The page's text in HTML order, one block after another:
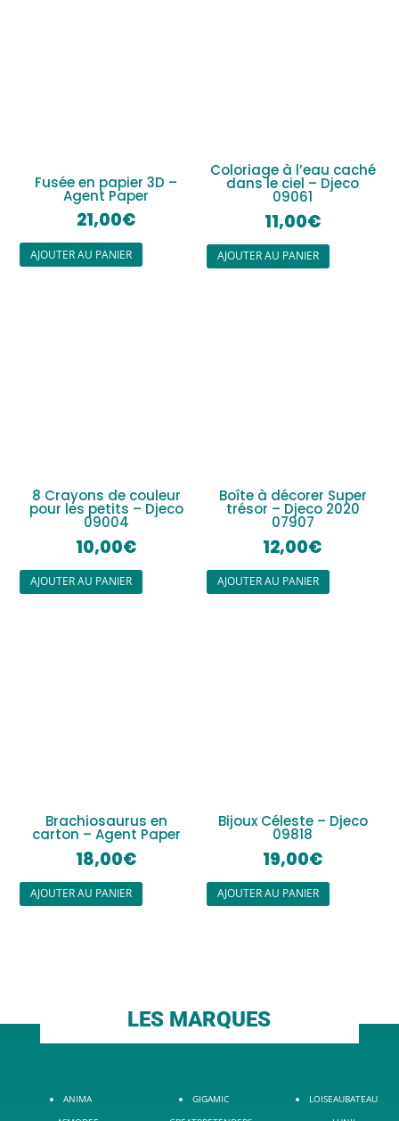
Fusée en papier 3D –
Agent Paper
21,00€
AJOUTER AU PANIER
Coloriage à l’eau caché
dans le ciel – Djeco
09061
11,00€
AJOUTER AU PANIER
8 Crayons de couleur
pour les petits – Djeco
09004
10,00€
AJOUTER AU PANIER
Boîte à décorer Super
trésor – Djeco 2020
07907
12,00€
AJOUTER AU PANIER
Brachiosaurus en
carton – Agent Paper
18,00€
AJOUTER AU PANIER
Bijoux Céleste – Djeco
09818
19,00€
AJOUTER AU PANIER
LES MARQUES
ANIMA
GIGAMIC
LOISEAUBATEAU